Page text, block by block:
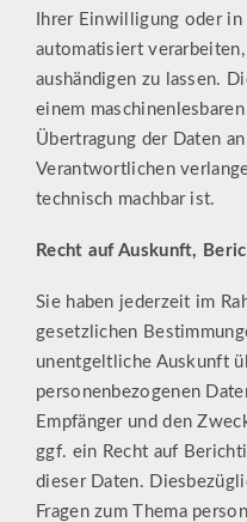
Ihrer Einwilligung oder
automatisiert
aushändigen zu lassen.
einem
Übertragung der Daten
Verantwortlichen
technisch machbar ist.
Recht auf Auskunft,
Sie haben jederzeit im
gesetzlichen
unentgeltliche Auskunft
personenbezogenen
Empfänger und den
ggf. ein Recht auf
dieser Daten.
Fragen zum Thema